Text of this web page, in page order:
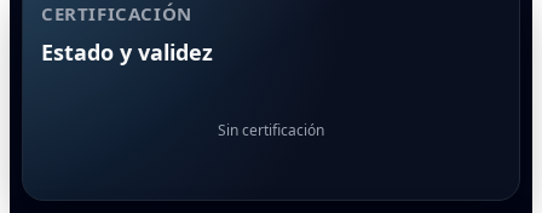
CERTIFICACIÓN
Estado y validez
Sin certificación